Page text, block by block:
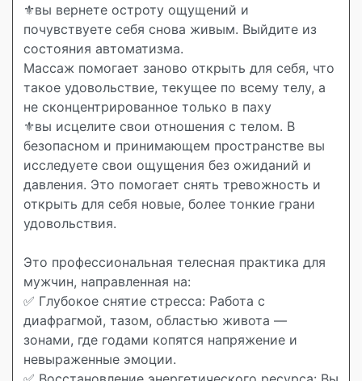
⚜️вы вернете остроту ощущений и
почувствуете себя снова живым. Выйдите из
состояния автоматизма.
Массаж помогает заново открыть для себя, что
такое удовольствие, текущее по всему телу, а
не сконцентрированное только в паху
⚜️вы исцелите свои отношения с телом. В
безопасном и принимающем пространстве вы
исследуете свои ощущения без ожиданий и
давления. Это помогает снять тревожность и
открыть для себя новые, более тонкие грани
удовольствия.
Это профессиональная телесная практика для
мужчин, направленная на:
✅ Глубокое снятие стресса: Работа с
диафрагмой, тазом, областью живота —
зонами, где годами копятся напряжение и
невыраженные эмоции.